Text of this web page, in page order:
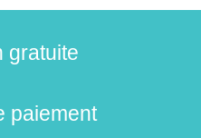
gratuite
paiement